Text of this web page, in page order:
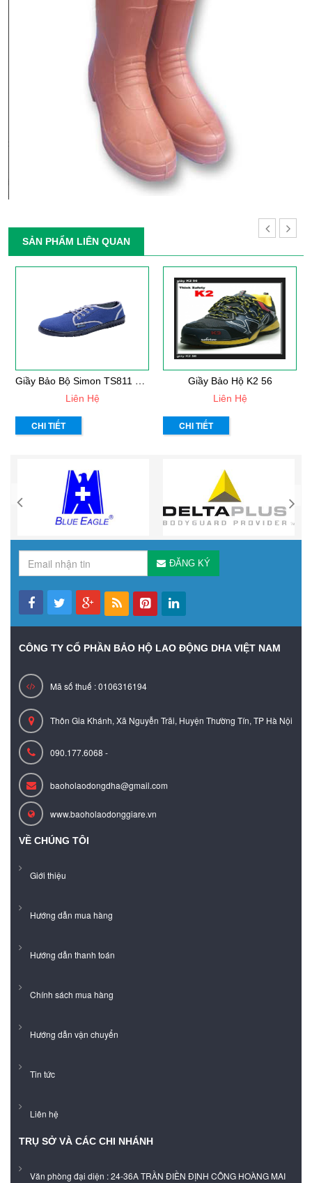
SẢN PHẨM LIÊN QUAN
G
Iầy Bảo Bộ Simon TS811 Thái Lan
Liên Hệ
CHI TIẾT
Giầy Bảo Hộ K2 56
Liên Hệ
CHI TIẾT
ĐĂNG KÝ
CÔNG TY CỔ PHẦN BẢO HỘ LAO ĐỘNG DHA VIỆT NAM
Mã số thuế : 0106316194
Thôn Gia Khánh, Xã Nguyễn Trãi, Huyện Thường Tín, TP Hà Nội
090.177.6068 -
baoholaodongdha@gmail.com
www.baoholaodonggiare.vn
VỀ CHÚNG TÔI
Giới thiệu
Hướng dẫn mua hàng
Hướng dẫn thanh toán
Chính sách mua hàng
Hướng dẫn vận chuyển
Tin tức
Liên hệ
TRỤ SỞ VÀ CÁC CHI NHÁNH
Văn phòng đại diện : 24-36A TRẦN ĐIỀN ĐỊNH CÔNG HOÀNG MAI